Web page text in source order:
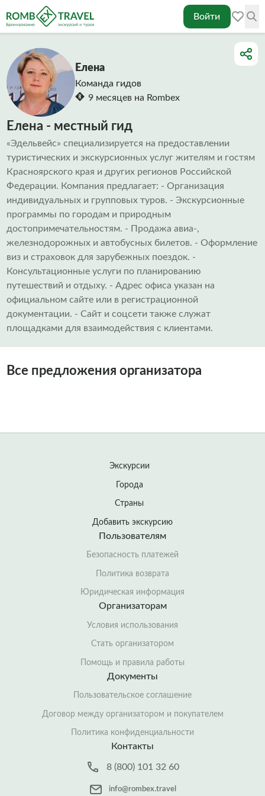
Войти
Елена
Команда гидов
9 месяцев на Rombex
Елена - местный гид
«Эдельвейс» специализируется на предоставлении
туристических и экскурсионных услуг жителям и гостям
Красноярского края и других регионов Российской
Федерации. Компания предлагает: - Организация
индивидуальных и групповых туров. - Экскурсионные
программы по городам и природным
достопримечательностям. - Продажа авиа-,
железнодорожных и автобусных билетов. - Оформление
виз и страховок для зарубежных поездок. -
Консультационные услуги по планированию
путешествий и отдыху. - Адрес офиса указан на
официальном сайте или в регистрационной
документации. - Сайт и соцсети также служат
площадками для взаимодействия с клиентами.
Все предложения организатора
Экскурсии
Города
Страны
Добавить экскурсию
Пользователям
Безопасность платежей
Политика возврата
Юридическая информация
Организаторам
Условия использования
Стать организатором
Помощь и правила работы
Документы
Пользовательское соглашение
Договор между организатором и покупателем
Политика конфиденциальности
Контакты
8 (800) 101 32 60
info@rombex.travel